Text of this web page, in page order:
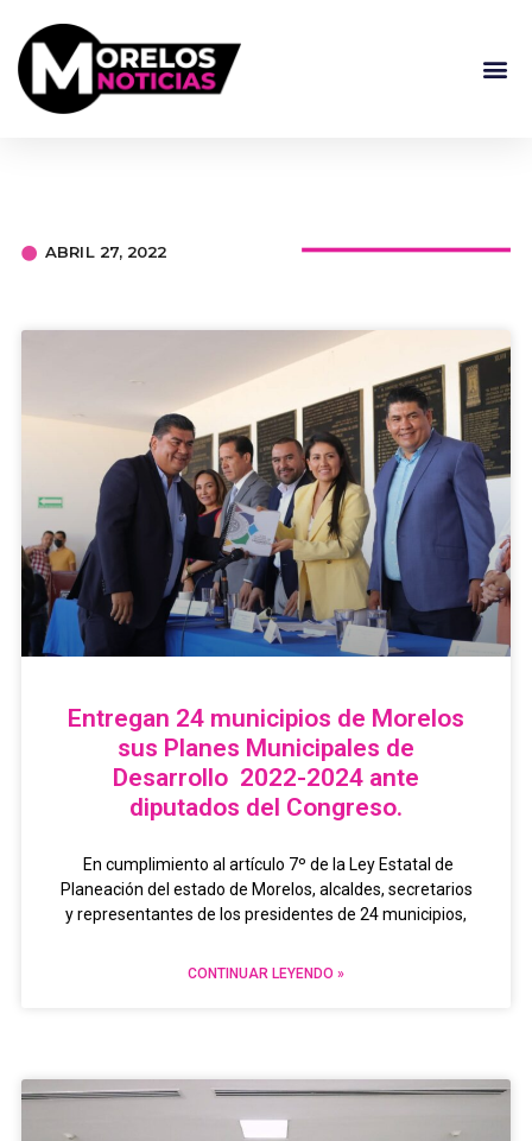
ABRIL 27, 2022
Entregan 24 municipios de Morelos
sus Planes Municipales de
Desarrollo 2022-2024 ante
diputados del Congreso.
En cumplimiento al artículo 7º de la Ley Estatal de
Planeación del estado de Morelos, alcaldes, secretarios
y representantes de los presidentes de 24 municipios,
CONTINUAR LEYENDO »